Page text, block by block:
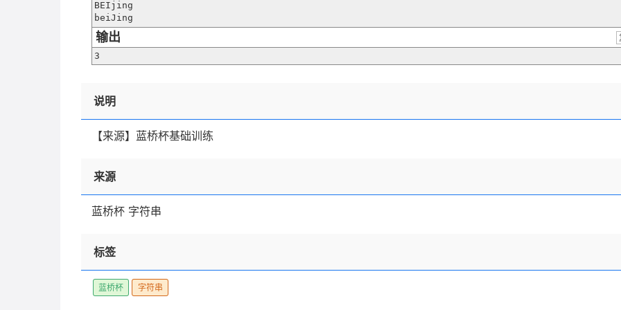
BEIjing
beiJing
输出
3
说明
【来源】蓝桥杯基础训练
来源
蓝桥杯 字符串
标签
蓝桥杯 字符串